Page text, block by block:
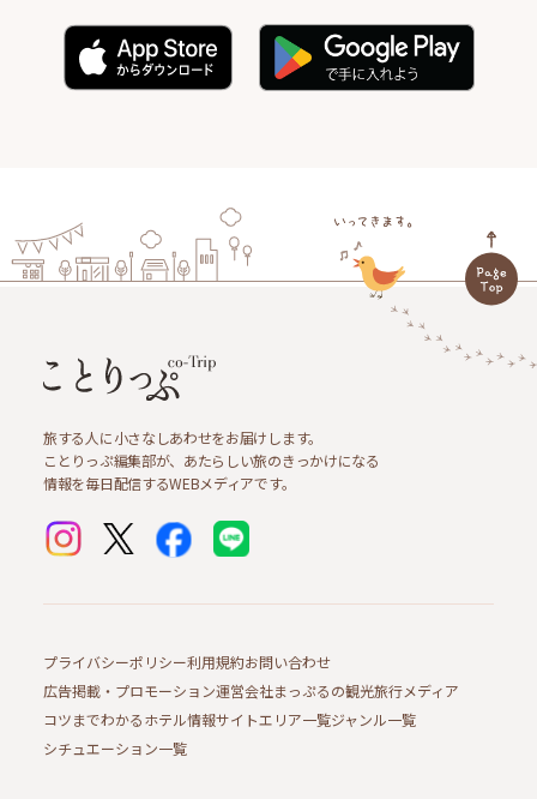
旅する人に小さなしあわせをお届けします。
ことりっぷ編集部が、あたらしい旅のきっかけになる
情報を毎日配信するWEBメディアです。
プライバシーポリシー利用規約お問い合わせ
広告掲載・プロモーション運営会社まっぷるの観光旅行メディア
コツまでわかるホテル情報サイトエリア一覧ジャンル一覧
シチュエーション一覧